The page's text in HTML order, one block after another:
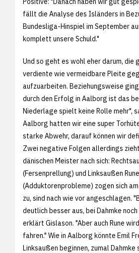
fällt die Analyse des Isländers in
Bundesliga-Hinspiel im September
komplett unsere Schuld."
Und so geht es wohl eher darum, die
verdiente wie vermeidbare Pleite
aufzuarbeiten. Beziehungsweise
durch den Erfolg in Aalborg ist das
Niederlage spielt keine Rolle mehr",
Aalborg hatten wir eine super
starke Abwehr, darauf können wir
Zwei negative Folgen allerdings
dänischen Meister nach sich:
(Fersenprellung) und Linksaußen
(Adduktorenprobleme) zogen sich
zu, sind nach wie vor angeschlagen.
deutlich besser aus, bei Dahmke
erklärt Gislason. "Aber auch Rune
fahren." Wie in Aalborg könnte Emil
Linksaußen beginnen, zumal Dahmke